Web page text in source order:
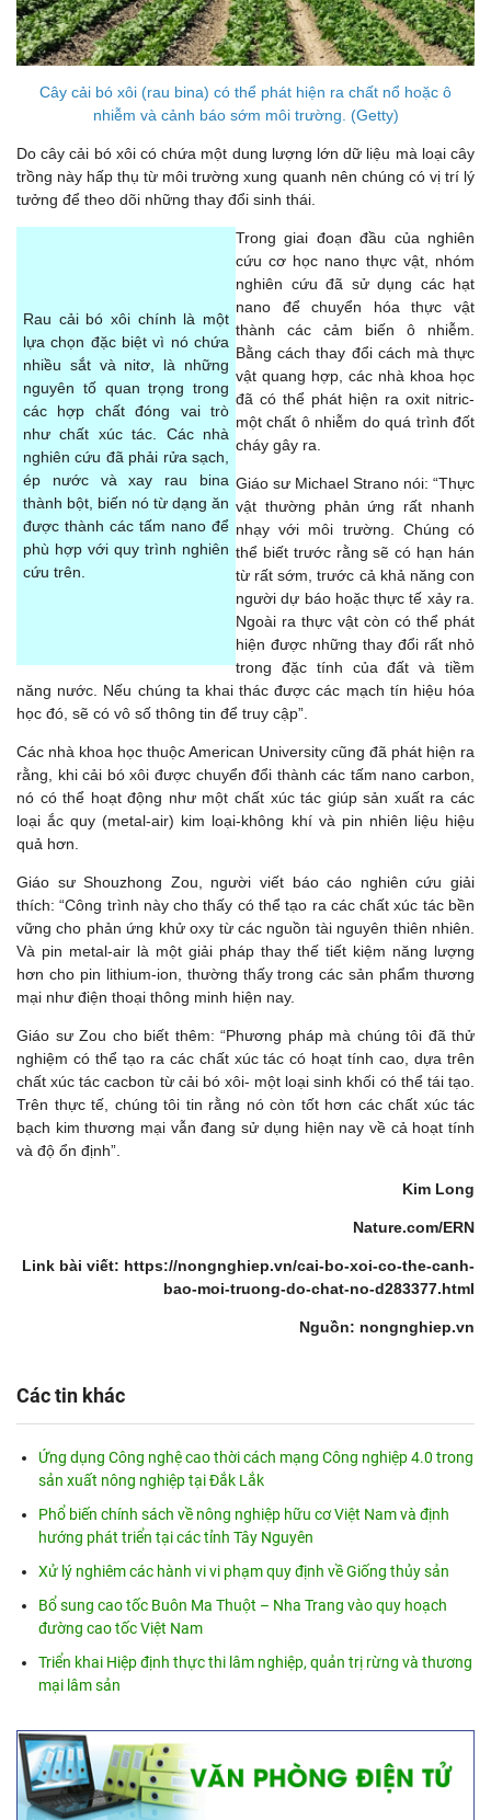
Cây cải bó xôi (rau bina) có thể phát hiện ra chất nổ hoặc ô
nhiễm và cảnh báo sớm môi trường. (Getty)
Do cây cải bó xôi có chứa một dung lượng lớn dữ liệu mà loại cây
trồng này hấp thụ từ môi trường xung quanh nên chúng có vị trí lý
tưởng để theo dõi những thay đổi sinh thái.
Rau cải bó xôi chính là một
lựa chọn đặc biệt vì nó chứa
nhiều sắt và nitơ, là những
nguyên tố quan trọng trong
các hợp chất đóng vai trò
như chất xúc tác. Các nhà
nghiên cứu đã phải rửa sạch,
ép nước và xay rau bina
thành bột, biến nó từ dạng ăn
được thành các tấm nano để
phù hợp với quy trình nghiên
cứu trên.
Trong giai đoạn đầu của nghiên
cứu cơ học nano thực vật, nhóm
nghiên cứu đã sử dụng các hạt
nano để chuyển hóa thực vật
thành các cảm biến ô nhiễm.
Bằng cách thay đổi cách mà thực
vật quang hợp, các nhà khoa học
đã có thể phát hiện ra oxit nitric-
một chất ô nhiễm do quá trình đốt
cháy gây ra.
Giáo sư Michael Strano nói: “Thực
vật thường phản ứng rất nhanh
nhạy với môi trường. Chúng có
thể biết trước rằng sẽ có hạn hán
từ rất sớm, trước cả khả năng con
người dự báo hoặc thực tế xảy ra.
Ngoài ra thực vật còn có thể phát
hiện được những thay đổi rất nhỏ
trong đặc tính của đất và tiềm
năng nước. Nếu chúng ta khai thác được các mạch tín hiệu hóa
học đó, sẽ có vô số thông tin để truy cập”.
Các nhà khoa học thuộc American University cũng đã phát hiện ra
rằng, khi cải bó xôi được chuyển đổi thành các tấm nano carbon,
nó có thể hoạt động như một chất xúc tác giúp sản xuất ra các
loại ắc quy (metal-air) kim loại-không khí và pin nhiên liệu hiệu
quả hơn.
Giáo sư Shouzhong Zou, người viết báo cáo nghiên cứu giải
thích: “Công trình này cho thấy có thể tạo ra các chất xúc tác bền
vững cho phản ứng khử oxy từ các nguồn tài nguyên thiên nhiên.
Và pin metal-air là một giải pháp thay thế tiết kiệm năng lượng
hơn cho pin lithium-ion, thường thấy trong các sản phẩm thương
mại như điện thoại thông minh hiện nay.
Giáo sư Zou cho biết thêm: “Phương pháp mà chúng tôi đã thử
nghiệm có thể tạo ra các chất xúc tác có hoạt tính cao, dựa trên
chất xúc tác cacbon từ cải bó xôi- một loại sinh khối có thể tái tạo.
Trên thực tế, chúng tôi tin rằng nó còn tốt hơn các chất xúc tác
bạch kim thương mại vẫn đang sử dụng hiện nay về cả hoạt tính
và độ ổn định”.
Kim Long
Nature.com/ERN
Link bài viết: https://nongnghiep.vn/cai-bo-xoi-co-the-canh-
bao-moi-truong-do-chat-no-d283377.html
Nguồn: nongnghiep.vn
Các tin khác
Ứng dụng Công nghệ cao thời cách mạng Công nghiệp 4.0 trong
sản xuất nông nghiệp tại Đắk Lắk
Phổ biến chính sách về nông nghiệp hữu cơ Việt Nam và định
hướng phát triển tại các tỉnh Tây Nguyên
Xử lý nghiêm các hành vi vi phạm quy định về Giống thủy sản
Bổ sung cao tốc Buôn Ma Thuột – Nha Trang vào quy hoạch
đường cao tốc Việt Nam
Triển khai Hiệp định thực thi lâm nghiệp, quản trị rừng và thương
mại lâm sản